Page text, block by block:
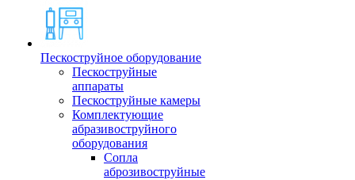
Пескоструйное оборудование
Пескоструйные
аппараты
Пескоструйные камеры
Комплектующие
абразивоструйного
оборудования
Сопла
аброзивоструйные